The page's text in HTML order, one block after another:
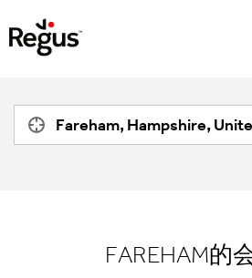
FAREHAM的